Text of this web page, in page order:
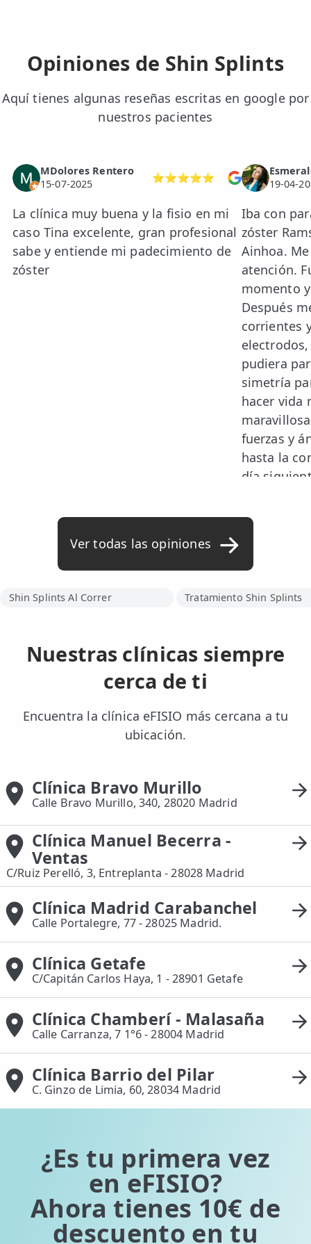
Opiniones de Shin Splints
Aquí tienes algunas reseñas escritas en google por
nuestros pacientes
MDolores Rentero
15-07-2025
⭐⭐⭐⭐⭐
La clínica muy buena y la fisio en mi
caso Tina excelente, gran profesional
sabe y entiende mi padecimiento de
zóster
19-04-
Iba con
zóster
Ainhoa.
atención.
momento
Después
corrientes
pudiera
simetría
hacer vida
fuerzas y
hasta la
día
ejercicios
estar con
mis
Ver todas las opiniones
Shin Splints Al Correr Tratamiento Shin Splints
Nuestras clínicas siempre
cerca de ti
Encuentra la clínica eFISIO más cercana a tu
ubicación.
Clínica Bravo Murillo
Calle Bravo Murillo, 340, 28020 Madrid
Clínica Manuel Becerra -
Ventas
C/Ruiz Perelló, 3, Entreplanta - 28028 Madrid
Clínica Madrid Carabanchel
Calle Portalegre, 77 - 28025 Madrid.
Clínica Getafe
C/Capitán Carlos Haya, 1 - 28901 Getafe
Clínica Chamberí - Malasaña
Calle Carranza, 7 1°6 - 28004 Madrid
Clínica Barrio del Pilar
C. Ginzo de Limia, 60, 28034 Madrid
¿Es tu primera vez
en eFISIO?
Ahora tienes 10€ de
descuento en tu